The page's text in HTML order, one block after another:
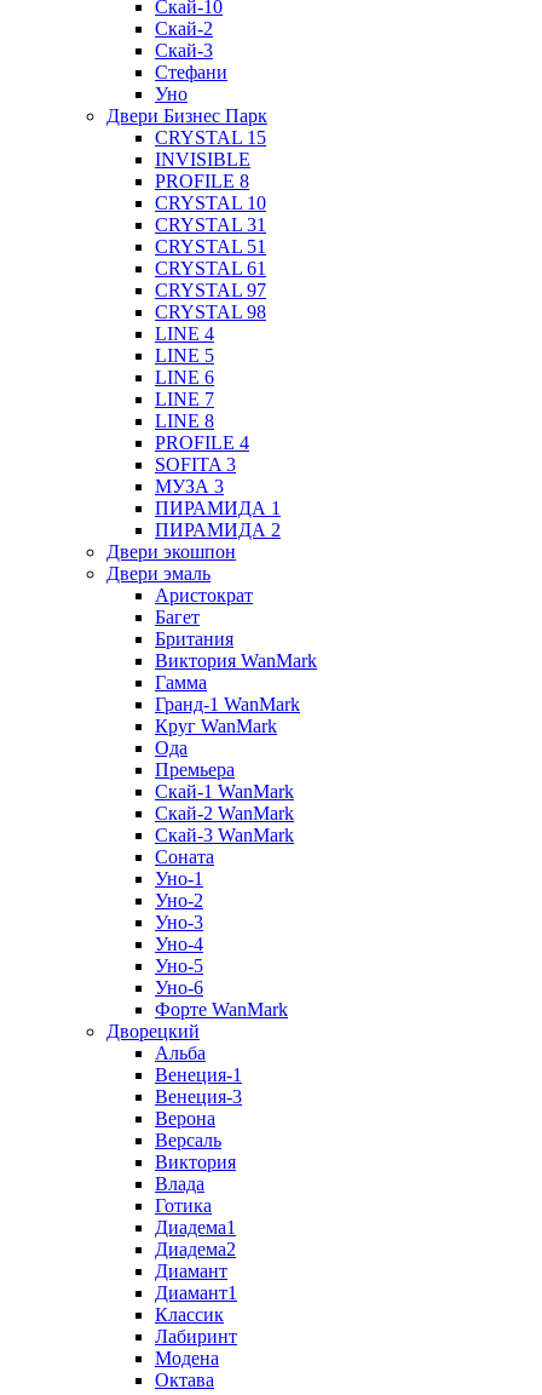
Скай-10
Скай-2
Скай-3
Стефани
Уно
Двери Бизнес Парк
CRYSTAL 15
INVISIBLE
PROFILE 8
CRYSTAL 10
CRYSTAL 31
CRYSTAL 51
CRYSTAL 61
CRYSTAL 97
CRYSTAL 98
LINE 4
LINE 5
LINE 6
LINE 7
LINE 8
PROFILE 4
SOFITA 3
МУЗА 3
ПИРАМИДА 1
ПИРАМИДА 2
Двери экошпон
Двери эмаль
Аристократ
Багет
Британия
Виктория WanMark
Гамма
Гранд-1 WanMark
Круг WanMark
Ода
Премьера
Скай-1 WanMark
Скай-2 WanMark
Скай-3 WanMark
Соната
Уно-1
Уно-2
Уно-3
Уно-4
Уно-5
Уно-6
Форте WanMark
Дворецкий
Альба
Венеция-1
Венеция-3
Верона
Версаль
Виктория
Влада
Готика
Диадема1
Диадема2
Диамант
Диамант1
Классик
Лабиринт
Модена
Октава